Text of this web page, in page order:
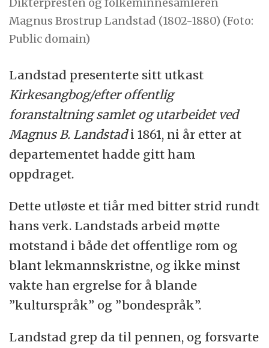
Magnus Brostrup Landstad (1802-1880) (Foto:
Public domain)
Landstad presenterte sitt utkast
Kirkesangbog/efter offentlig
foranstaltning samlet og utarbeidet ved
Magnus B. Landstadi 1861, ni år etter at
departementet hadde gitt ham
oppdraget.
Dette utløste et tiår med bitter strid rundt
hans verk. Landstads arbeid møtte
motstand i både det offentlige rom og
blant lekmannskristne, og ikke minst
vakte han ergrelse for å blande
”kulturspråk” og ”bondespråk”.
Landstad grep da til pennen, og forsvarte